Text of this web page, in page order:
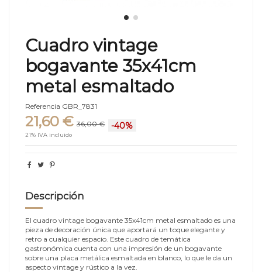
Cuadro vintage
bogavante 35x41cm
metal esmaltado
Referencia GBR_7831
21,60 € 36,00 € -40%
21% IVA incluido
Descripción
El cuadro vintage bogavante 35x41cm metal esmaltado es una
pieza de decoración única que aportará un toque elegante y
retro a cualquier espacio. Este cuadro de temática
gastronómica cuenta con una impresión de un bogavante
sobre una placa metálica esmaltada en blanco, lo que le da un
aspecto vintage y rústico a la vez.